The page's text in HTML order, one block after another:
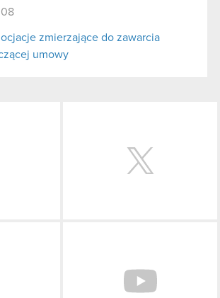
zmierzające do zawarcia
umowy